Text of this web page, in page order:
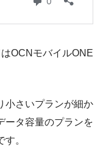
OCNモバイルONE
小さいプランが細か
ータ容量のプランを
。